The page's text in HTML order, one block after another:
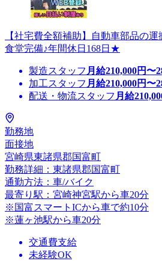
【社宅費全額補助】自動車部品の
食堂完備♪年間休日168日★
製造スタッフ 月給210,000円〜
加工スタッフ 月給210,000円〜
配送・物流スタッフ 月給
勤務地
面接地
宮崎県東諸県郡国富町
勤務詳細：東諸県郡国富町
通勤方法：車/バイク
最寄り駅：宮崎神宮駅から車20分
※国富スマートICから車で約10分
※蓮ヶ池駅から車20分
交通費支給
未経験OK